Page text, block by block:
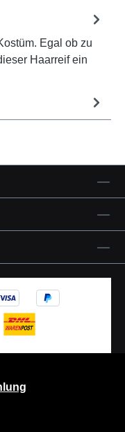
Egal ob zu
Haarreif ein